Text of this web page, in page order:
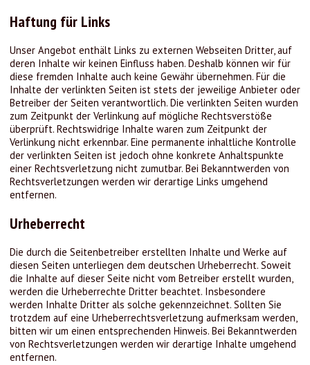
Haftung für Links
Unser Angebot enthält Links zu externen Webseiten Dritter, auf
deren Inhalte wir keinen Einfluss haben. Deshalb können wir für
diese fremden Inhalte auch keine Gewähr übernehmen. Für die
Inhalte der verlinkten Seiten ist stets der jeweilige Anbieter oder
Betreiber der Seiten verantwortlich. Die verlinkten Seiten wurden
zum Zeitpunkt der Verlinkung auf mögliche Rechtsverstöße
überprüft. Rechtswidrige Inhalte waren zum Zeitpunkt der
Verlinkung nicht erkennbar. Eine permanente inhaltliche Kontrolle
der verlinkten Seiten ist jedoch ohne konkrete Anhaltspunkte
einer Rechtsverletzung nicht zumutbar. Bei Bekanntwerden von
Rechtsverletzungen werden wir derartige Links umgehend
entfernen.
Urheberrecht
Die durch die Seitenbetreiber erstellten Inhalte und Werke auf
diesen Seiten unterliegen dem deutschen Urheberrecht. Soweit
die Inhalte auf dieser Seite nicht vom Betreiber erstellt wurden,
werden die Urheberrechte Dritter beachtet. Insbesondere
werden Inhalte Dritter als solche gekennzeichnet. Sollten Sie
trotzdem auf eine Urheberrechtsverletzung aufmerksam werden,
bitten wir um einen entsprechenden Hinweis. Bei Bekanntwerden
von Rechtsverletzungen werden wir derartige Inhalte umgehend
entfernen.